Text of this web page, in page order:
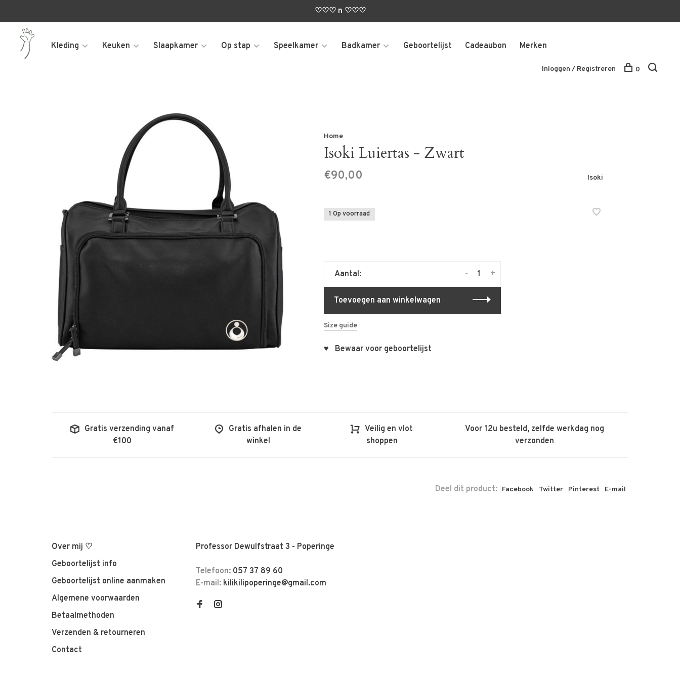
♡♡♡ n ♡♡♡
Kleding Keuken Slaapkamer Op stap Speelkamer Badkamer Geboortelijst Cadeaubon Merken
Inloggen / Registreren 0
Home
Isoki Luiertas - Zwart
€90,00 Isoki
1 Op voorraad
Aantal: +
-
Toevoegen aan winkelwagen
Size guide
♥ Bewaar voor geboortelijst
Gratis verzending vanaf
€100
Gratis afhalen in de
winkel
Veilig en vlot
shoppen
Voor 12u besteld, zelfde werkdag nog
verzonden
Deel dit product: Facebook Twitter Pinterest E-mail
Over mij ♡
Geboortelijst info
Geboortelijst online aanmaken
Algemene voorwaarden
Betaalmethoden
Verzenden & retourneren
Contact
Professor Dewulfstraat 3 - Poperinge
Telefoon: 057 37 89 60
E-mail: kilikilipoperinge@gmail.com